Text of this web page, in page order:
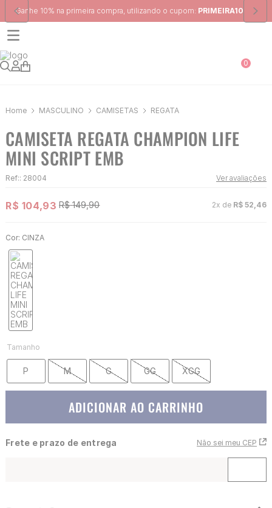
Frete Grátis para região Sudeste em pedidos acima de R$ 399,00
0
MASCULINO CAMISETAS REGATA
CAMISETA REGATA CHAMPION LIFE
MINI SCRIPT EMB
Ref:: 28004 Ver avaliações
R$ 104,93 R$ 149,90 2x de R$ 52 46
Cor: CINZA
Tamanho
P M G GG XGG
ADICIONAR AO CARRINHO
Frete e prazo de entrega Não sei meu CEP